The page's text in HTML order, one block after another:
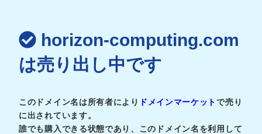
horizon-computing.com
は売り出し中です
このドメイン名は所有者により ドメインマーケットで売り
に出されています。
誰でも購入できる状態であり、このドメイン名を利用して